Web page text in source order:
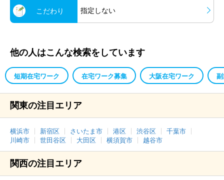
こだわり 指定しない
他の人はこんな検索をしています
短期在宅ワーク 在宅ワーク募集 大阪在宅ワーク
関東の注目エリア
横浜市 新宿区 さいたま市 港区 渋谷区
千葉市
川崎市
世田谷区 大田区 横須賀市 越谷市
関西の注目エリア